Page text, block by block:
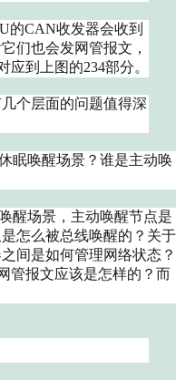
的CAN收发器会收到
们也会发网管报文，
到上图的234部分。
个层面的问题值得深
眠唤醒场景？谁是主动唤
醒场景，主动唤醒节点是
怎么被总线唤醒的？关于
间是如何管理网络状态？
管报文应该是怎样的？而